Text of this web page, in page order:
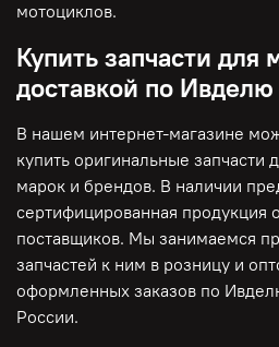
мотоциклов.
Купить запчасти для
доставкой по
В нашем интернет-магазине
купить оригинальные запчасти
марок и брендов. В наличии
сертифицированная продукция
поставщиков. Мы занимаемся
запчастей к ним в розницу и
оформленных заказов по
России.